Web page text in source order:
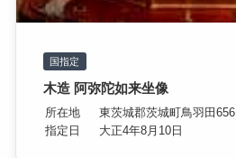
国指定
木造 阿弥陀如来坐像
所在地
東茨城郡茨城町鳥羽田656
指定日
大正4年8月10日